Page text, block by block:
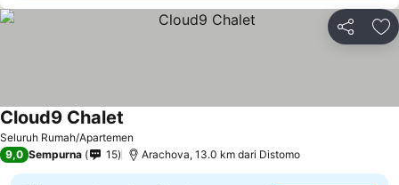
Bagikan
Seluruh Rumah/Apartemen
Cloud9 Chalet
9,0 Sempurna 15 Arachova, 13.0 km dari Distomo